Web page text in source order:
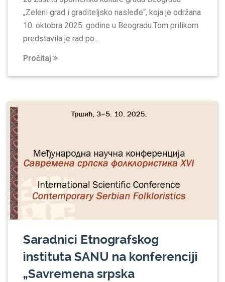
„Zeleni grad i graditeljsko nasleđe“, koja je održana
10. oktobra 2025. godine u Beogradu.Tom prilikom
predstavila je rad po...
Pročitaj
Saradnici Etnografskog
instituta SANU na konferenciji
„Savremena srpska